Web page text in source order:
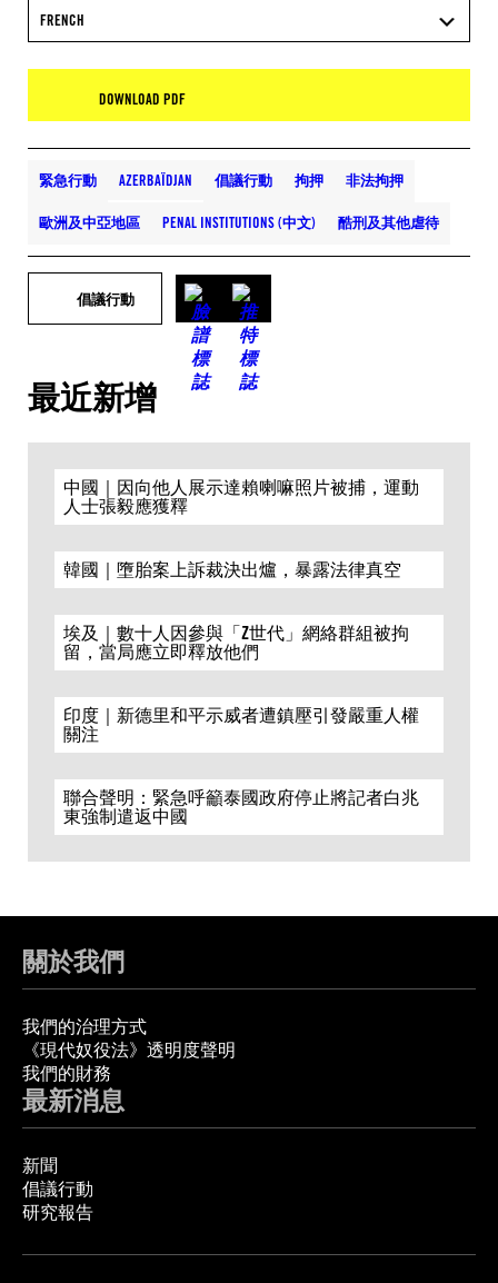
FRENCH
DOWNLOAD PDF
緊急行動 AZERBAÏDJAN 倡議行動 拘押 非法拘押
歐洲及中亞地區 PENAL INSTITUTIONS (中文) 酷刑及其他虐待
倡議行動
最近新增
中國｜因向他人展示達賴喇嘛照片被捕，運動
人士張毅應獲釋
韓國｜墮胎案上訴裁決出爐，暴露法律真空
埃及｜數十人因參與「Z世代」網絡群組被拘
留，當局應立即釋放他們
印度｜新德里和平示威者遭鎮壓引發嚴重人權
關注
聯合聲明：緊急呼籲泰國政府停止將記者白兆
東強制遣返中國
關於我們
我們的治理方式
《現代奴役法》透明度聲明
我們的財務
最新消息
新聞
倡議行動
研究報告